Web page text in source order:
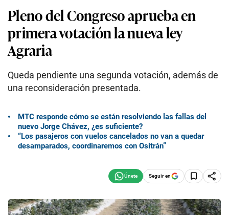
Pleno del Congreso aprueba en
primera votación la nueva ley
Agraria
Queda pendiente una segunda votación, además de
una reconsideración presentada.
MTC responde cómo se están resolviendo las fallas del
nuevo Jorge Chávez, ¿es suficiente?
“Los pasajeros con vuelos cancelados no van a quedar
desamparados, coordinaremos con Ositrán”
Seguir en